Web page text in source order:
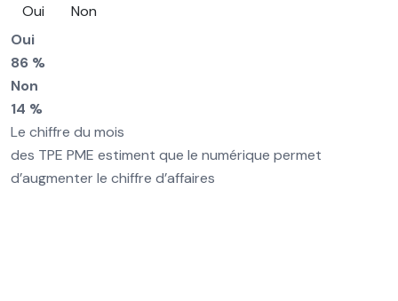
Oui
Non
Oui
86 %
Non
14 %
Le chiffre du mois
des TPE PME estiment que le numérique permet
d’augmenter le chiffre d’affaires